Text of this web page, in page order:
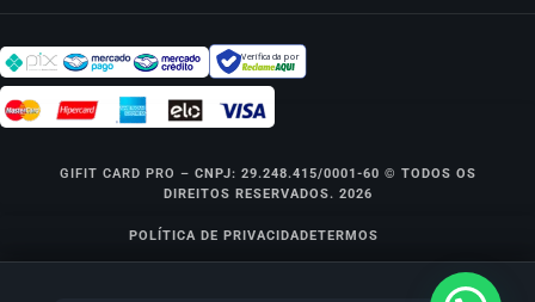
Verificada por
GIFIT CARD PRO – CNPJ: 29.248.415/0001-60 © TODOS OS
DIREITOS RESERVADOS. 2026
POLÍTICA DE PRIVACIDADETERMOS